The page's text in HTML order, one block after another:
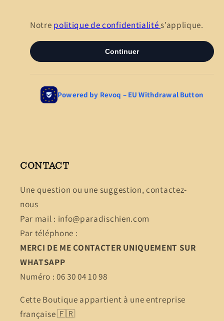
CONTACT
Une question ou une suggestion, contactez-
nous
Par mail : info@paradischien.com
Par téléphone :
MERCI DE ME CONTACTER UNIQUEMENT SUR
WHATSAPP
Numéro : 06 30 04 10 98
Cette Boutique appartient à une entreprise
française 🇫🇷